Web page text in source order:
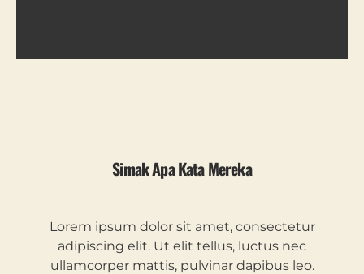
Simak Apa Kata Mereka
Lorem ipsum dolor sit amet, consectetur
adipiscing elit. Ut elit tellus, luctus nec
ullamcorper mattis, pulvinar dapibus leo.